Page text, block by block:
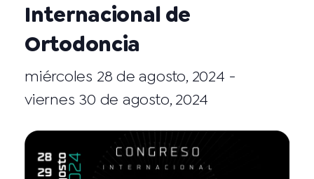
Internacional de
Ortodoncia
miércoles 28 de agosto, 2024 -
viernes 30 de agosto, 2024